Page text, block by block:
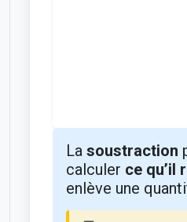
La soustraction
calculer ce qu’il
enlève une